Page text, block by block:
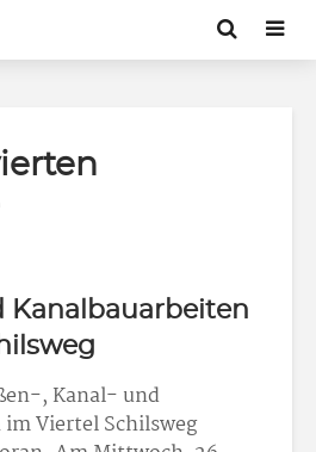
Kanalbauarbeiten
, Kanal- und
Viertel Schilsweg